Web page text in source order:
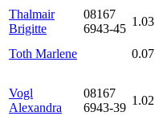
Thalmair
Brigitte
08167
6943-45
1.03
Toth Marlene
0.07
Vogl
Alexandra
08167
6943-39
1.02